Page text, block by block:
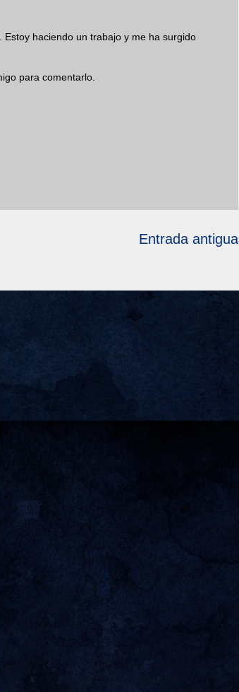
haciendo un trabajo y me ha surgido
para comentarlo.
Entrada antigua